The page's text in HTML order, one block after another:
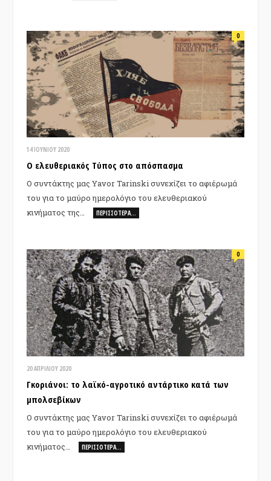
14 ΙΟΥΝΊΟΥ 2020
0
Ο ελευθεριακός Τύπος στο απόσπασμα
Ο συντάκτης μας Yavor Tarinski συνεχίζει το αφιέρωμά
του για το μαύρο ημερολόγιο του ελευθεριακού
κινήματος της…
ΠΕΡΙΣΣΌΤΕΡΑ…
20 ΑΠΡΙΛΊΟΥ 2020
0
Γκοριάνοι: το λαϊκό-αγροτικό αντάρτικο κατά των
μπολσεβίκων
Ο συντάκτης μας Yavor Tarinski συνεχίζει το αφιέρωμά
του για το μαύρο ημερολόγιο του ελευθεριακού
κινήματος…
ΠΕΡΙΣΣΌΤΕΡΑ…